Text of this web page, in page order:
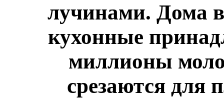
лучинами. Дома
кухонные
миллионы
срезаются для